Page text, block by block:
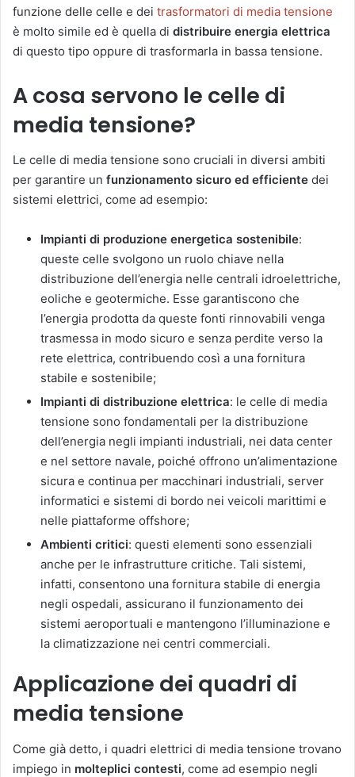
funzione delle celle e dei trasformatori di media tensione
è molto simile ed è quella di distribuire energia elettrica
di questo tipo oppure di trasformarla in bassa tensione.
A cosa servono le celle di
media tensione?
Le celle di media tensione sono cruciali in diversi ambiti
per garantire un funzionamento sicuro ed efficiente dei
sistemi elettrici, come ad esempio:
Impianti di produzione energetica sostenibile:
queste celle svolgono un ruolo chiave nella
distribuzione dell’energia nelle centrali idroelettriche,
eoliche e geotermiche. Esse garantiscono che
l’energia prodotta da queste fonti rinnovabili venga
trasmessa in modo sicuro e senza perdite verso la
rete elettrica, contribuendo così a una fornitura
stabile e sostenibile;
Impianti di distribuzione elettrica: le celle di media
tensione sono fondamentali per la distribuzione
dell’energia negli impianti industriali, nei data center
e nel settore navale, poiché offrono un’alimentazione
sicura e continua per macchinari industriali, server
informatici e sistemi di bordo nei veicoli marittimi e
nelle piattaforme offshore;
Ambienti critici: questi elementi sono essenziali
anche per le infrastrutture critiche. Tali sistemi,
infatti, consentono una fornitura stabile di energia
negli ospedali, assicurano il funzionamento dei
sistemi aeroportuali e mantengono l’illuminazione e
la climatizzazione nei centri commerciali.
Applicazione dei quadri di
media tensione
Come già detto, i quadri elettrici di media tensione trovano
impiego in molteplici contesti, come ad esempio negli